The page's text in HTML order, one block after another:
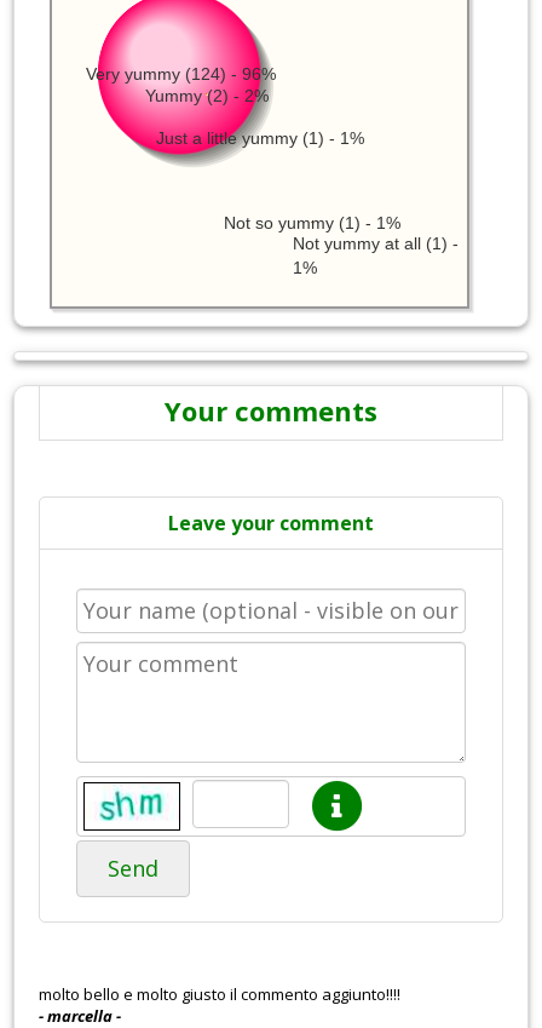
Very yummy (124) - 96%
Yummy (2) - 2%
Not yummy at all (1) -
1%
Not so yummy (1) - 1%
Just a little yummy (1) - 1%
Your comments
Leave your comment
Send
molto bello e molto giusto il commento aggiunto!!!!
- marcella -